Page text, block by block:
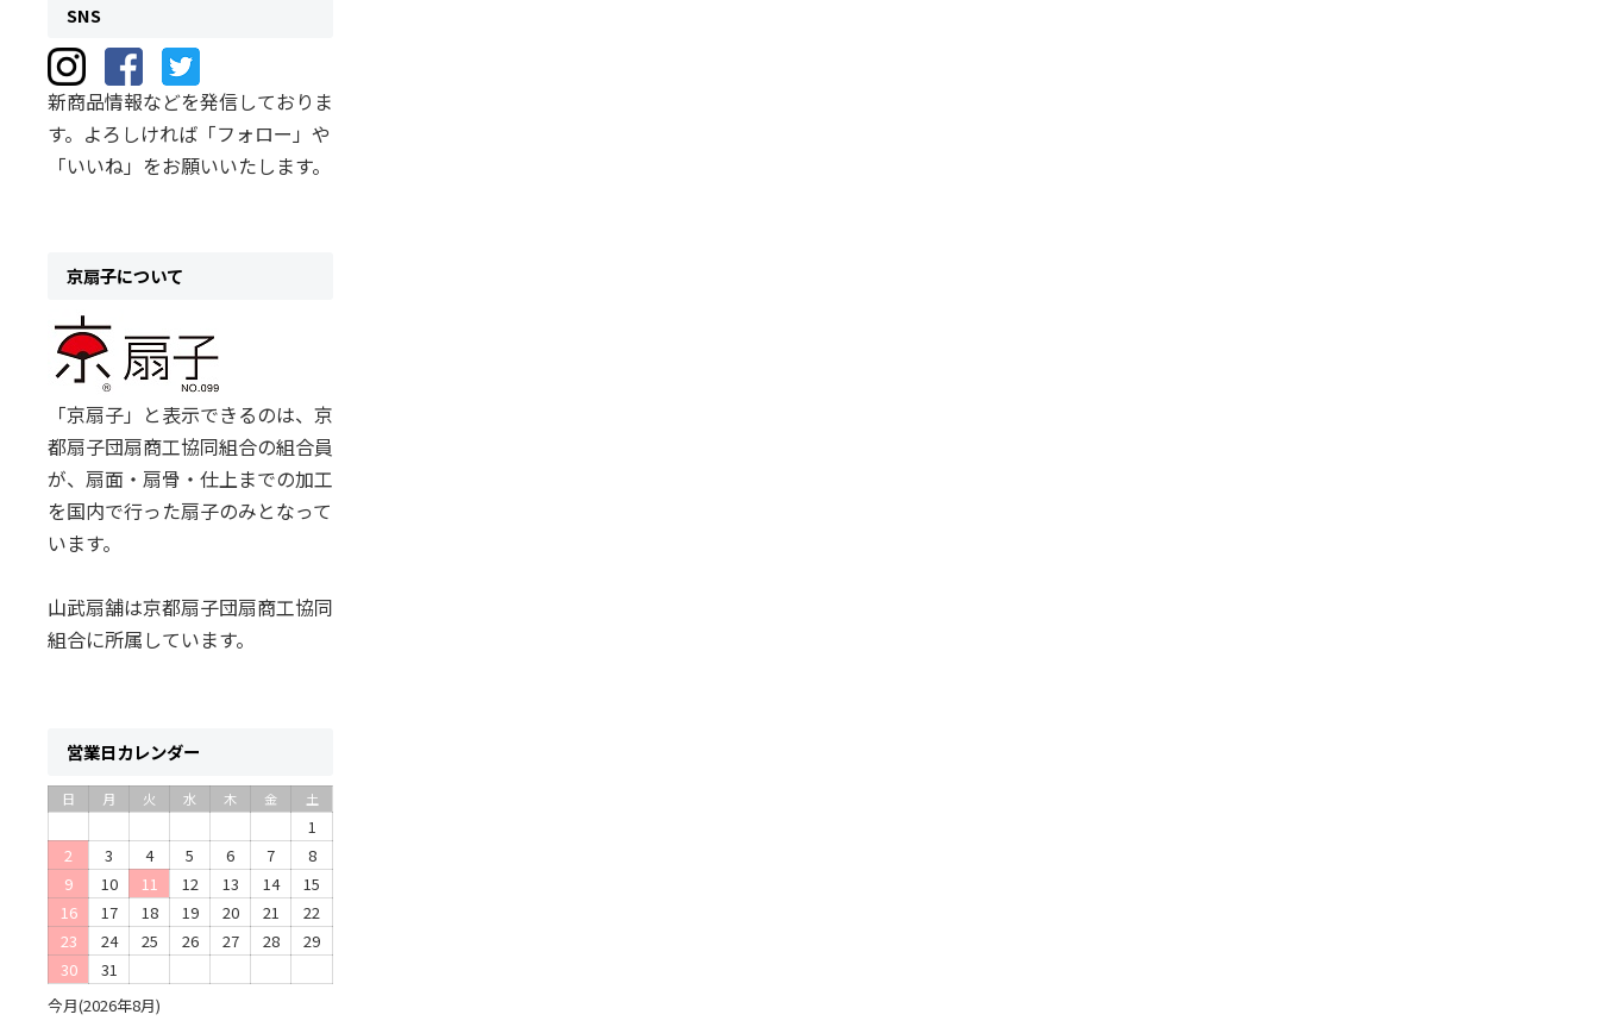
SNS
新商品情報などを発信しておりま
す。よろしければ「フォロー」や
「いいね」をお願いいたします。
京扇子について
「京扇子」と表示できるのは、京
都扇子団扇商工協同組合の組合員
が、扇面・扇骨・仕上までの加工
を国内で行った扇子のみとなって
います。
山武扇舗は京都扇子団扇商工協同
組合に所属しています。
営業日カレンダー
今月(2026年8月)
日 月 火 水 木 金 土
1
2
3 4 5 6 7
8
9
10 11 12 13 14
15
16
17 18 19 20 21
22
23
24 25 26 27 28
29
30
31